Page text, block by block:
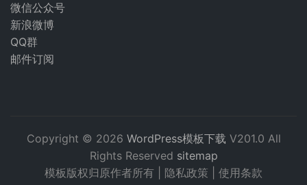
微信公众号
新浪微博
QQ群
邮件订阅
Copyright © 2026 WordPress模板下载 V201.0 All
Rights Reserved sitemap
模板版权归原作者所有 | 隐私政策 使用条款